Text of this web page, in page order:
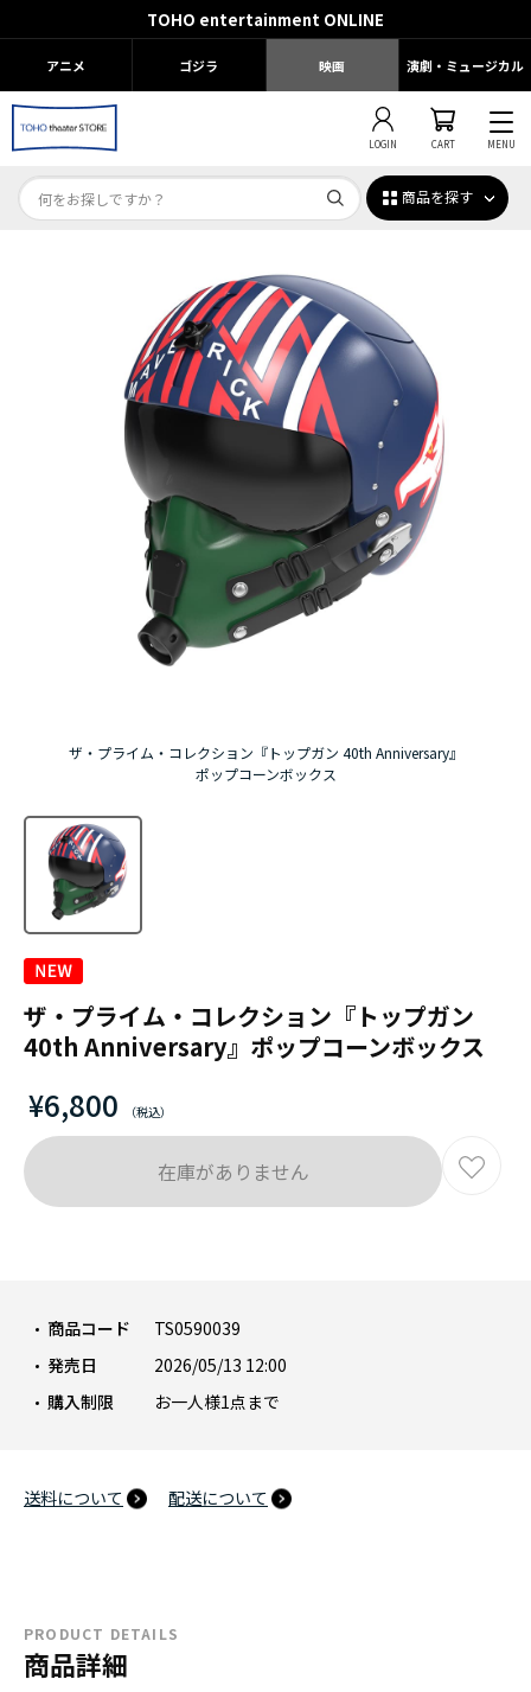
TOHO entertainment ONLINE
アニメ ゴジラ 映画 演劇・ミュージカル
LOGIN CART MENU
商品を探す
ザ・プライム・コレクション『トップガン 40th Anniversary』
ポップコーンボックス
ザ・プライム・コレクション『トップガン
40th Anniversary』ポップコーンボックス
¥6,800
商品コード
TS0590039
発売日
2026/05/13 12:00
購入制限
お一人様1点まで
送料について 配送について
在庫がありません
PRODUCT DETAILS
商品詳細